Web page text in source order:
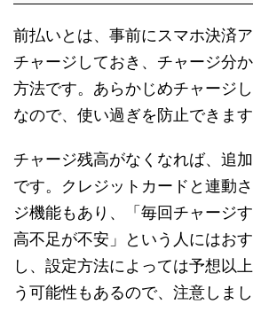
前払いとは、事前にスマホ決済
チャージしておき、チャージ分
方法です。あらかじめチャージ
なので、使い過ぎを防止できます
チャージ残高がなくなれば、追
です。クレジットカードと連動
ジ機能もあり、「毎回チャージ
高不足が不安」という人にはお
し、設定方法によっては予想以
う可能性もあるので、注意しまし